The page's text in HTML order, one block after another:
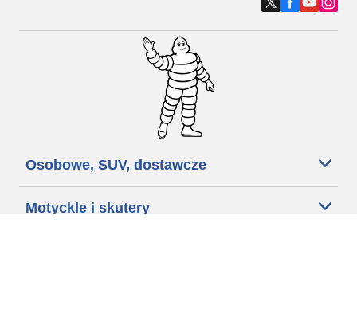
Osobowe, SUV, dostawcze
Motyckle i skutery